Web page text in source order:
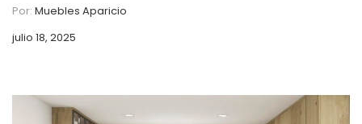
Por: Muebles Aparicio
julio 18, 2025